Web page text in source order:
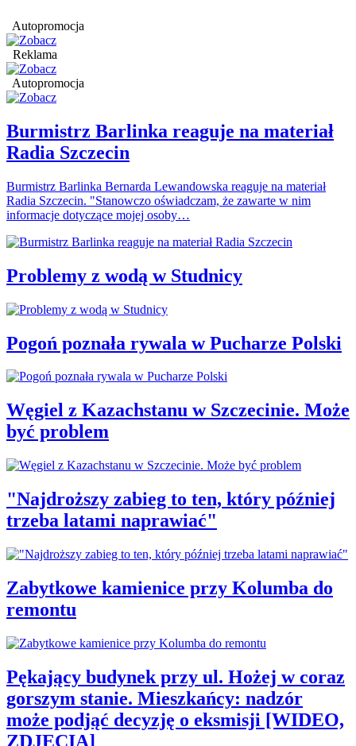
Autopromocja
Reklama
Autopromocja
Burmistrz Barlinka reaguje na materiał
Radia Szczecin
Burmistrz Barlinka Bernarda Lewandowska reaguje na materiał
Radia Szczecin. "Stanowczo oświadczam, że zawarte w nim
informacje dotyczące mojej osoby…
Problemy z wodą w Studnicy
Pogoń poznała rywala w Pucharze Polski
Węgiel z Kazachstanu w Szczecinie. Może
być problem
"Najdroższy zabieg to ten, który później
trzeba latami naprawiać"
Zabytkowe kamienice przy Kolumba do
remontu
Pękający budynek przy ul. Hożej w coraz
gorszym stanie. Mieszkańcy: nadzór
może podjąć decyzję o eksmisji [WIDEO,
ZDJĘCIA]